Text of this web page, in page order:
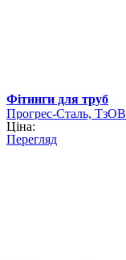
Фітинги для труб
Прогрес-Сталь, ТзОВ
Ціна:
Перегляд